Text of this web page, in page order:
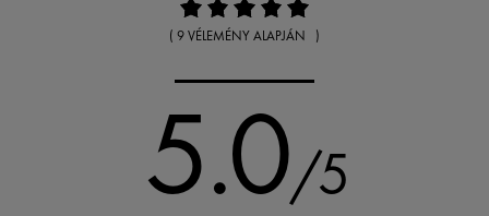
( 9 VÉLEMÉNY ALAPJÁN )
5.0/5